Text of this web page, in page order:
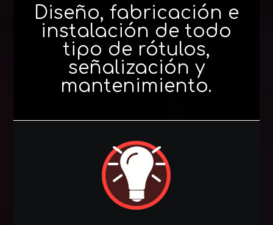
Diseño, fabricación e
instalación de todo
tipo de rótulos,
señalización y
mantenimiento.